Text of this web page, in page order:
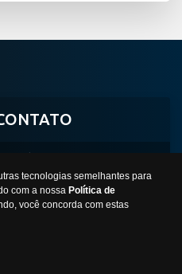
tecnologias semelhantes para
com a nossa Política de
você concorda com estas
30575-180
Editais © 2012 - 2026